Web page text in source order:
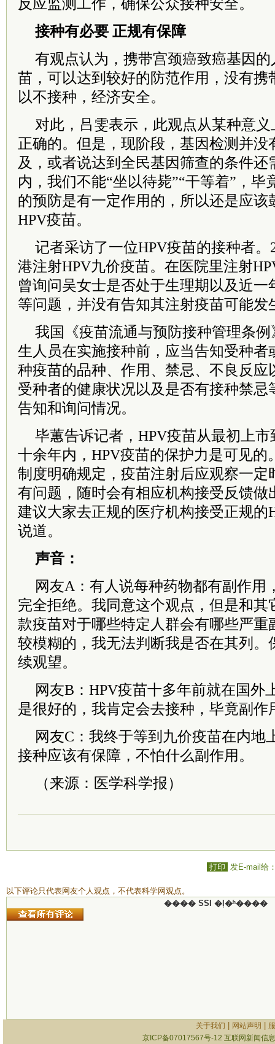
反应监测工作，确保公众接种安全。
接种有必要 正规有保障
有观点认为，携带宫颈癌致癌基因
苗，可以达到较好的防范作用，没有携
以不接种，经济安全。
对此，吕雯表示，此观点从某种意
正确的。但是，现阶段，基因检测并没
及，或者说达到全民基因筛查的条件还
内，我们不能“坐以待毙”“干等着”，毕
的预防是有一定作用的，所以还是应该
HPV疫苗。
记者采访了一位HPV疫苗的接种者。
港注射HPV九价疫苗。在医院里注射
曾询问吴女士是否处于生理期以及近一
等问题，并没有告知其注射疫苗可能发
我国《疫苗流通与预防接种管理条
生人员在实施接种前，应当告知受种者
种疫苗的品种、作用、禁忌、不良反应
受种者的健康状况以及是否有接种禁忌
告知和询问情况。
毕蕙告诉记者，HPV疫苗从最初上
十余年内，HPV疫苗的保护力是可见的
制度明确规定，疫苗注射后应观察一定
有问题，随时会有相应机构接受反馈做
建议大家去正规的医疗机构接受正规的
说道。
声音：
网友A：有人说每种药物都有副作用
完全拒绝。我同意这个观点，但是和其
款疫苗对于哪些特定人群会有哪些严重
较模糊的，我无法判断我是否在其列。
续观望。
网友B：HPV疫苗十多年前就在国外
是很好的，我肯定会去接种，毕竟副作
网友C：我终于等到九价疫苗在内地
接种应该有保障，不怕什么副作用。
（来源：医学科学报）
打印 发E-mail给
以下评论只代表网友个人观点，不代表科学网观点。
���� SSI �ļ�ʱ����
关于我们 网站声明
京ICP备07017567号-12 互联网新闻信